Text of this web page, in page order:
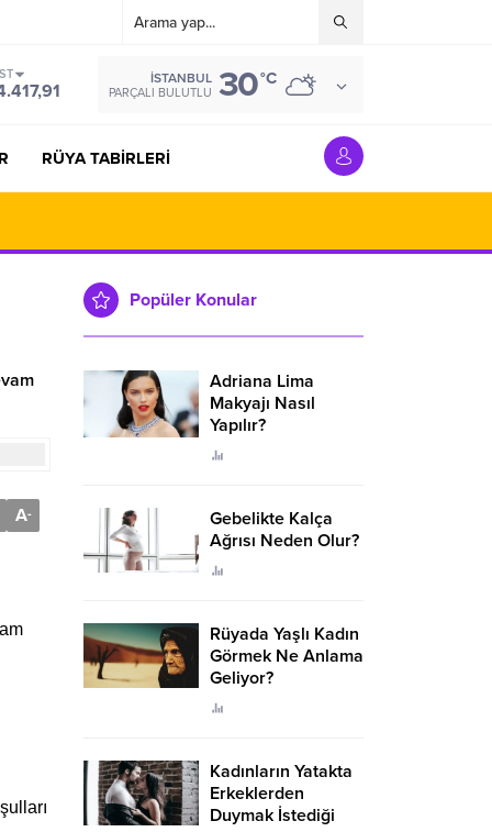
İSTANBUL
PARÇALI BULUTLU 30°C
RÜYA TABİRLERİ
A-
Popüler Konular
Adriana Lima
Makyajı Nasıl
Yapılır?
Gebelikte Kalça
Ağrısı Neden Olur?
Rüyada Yaşlı Kadın
Görmek Ne Anlama
Geliyor?
Kadınların Yatakta
Erkeklerden
Duymak İstediği